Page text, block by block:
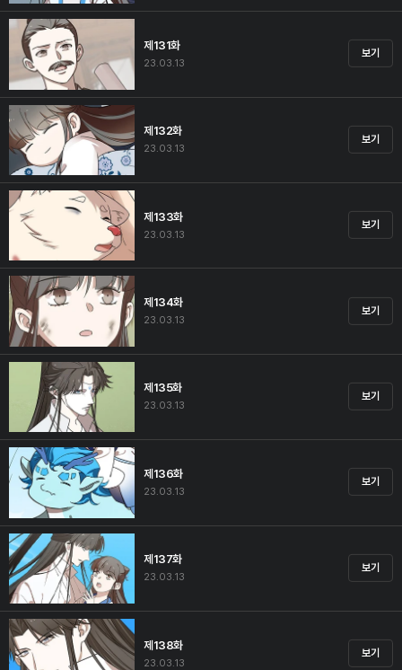
제131화
23.03.13
보기
제132화
23.03.13
보기
제133화
23.03.13
보기
제134화
23.03.13
보기
제135화
23.03.13
보기
제136화
23.03.13
보기
제137화
23.03.13
보기
제138화
23.03.13
보기